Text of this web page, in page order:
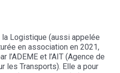
la Logistique (aussi appelée
en association en 2021,
l’ADEME et l’AIT (Agence de
les Transports). Elle a pour